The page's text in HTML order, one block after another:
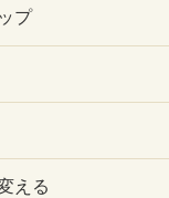
プ
える